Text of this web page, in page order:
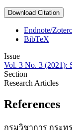
Download Citation
Endnote/
BibTeX
Issue
Vol. 3 No. 3 (2021):
Section
Research Articles
References
กรมวิชาการ กระท